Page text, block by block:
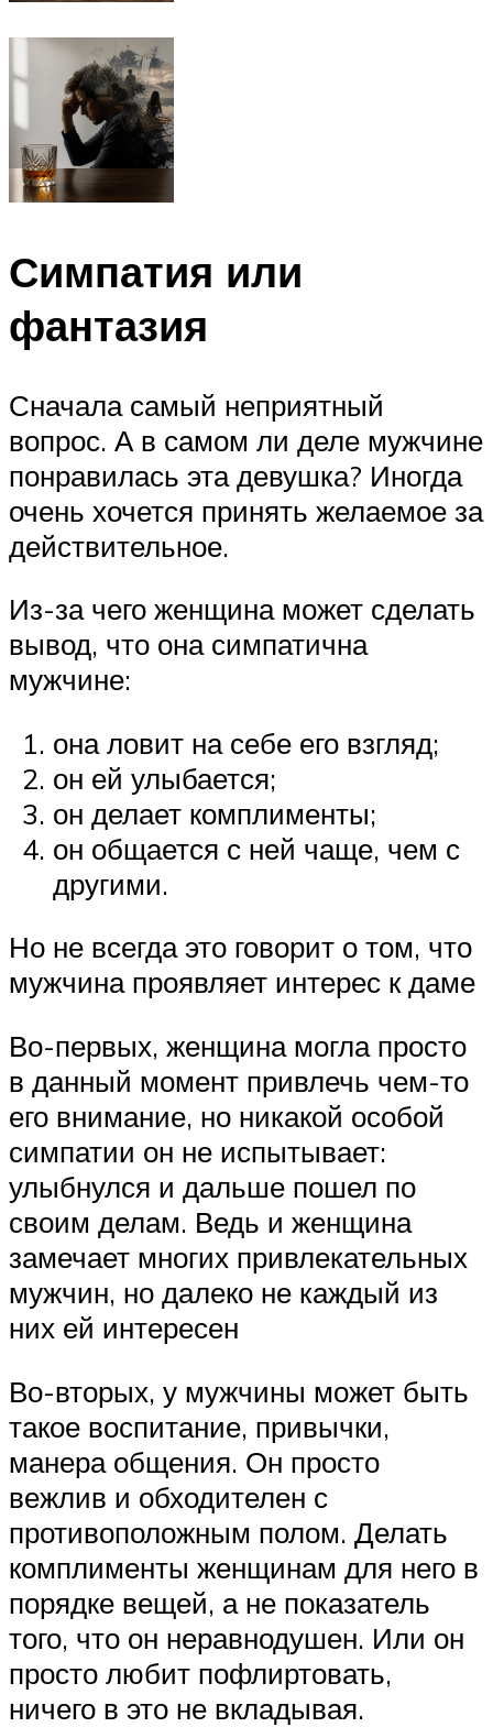
Симпатия или
фантазия
Сначала самый неприятный
вопрос. А в самом ли деле мужчине
понравилась эта девушка? Иногда
очень хочется принять желаемое за
действительное.
Из-за чего женщина может сделать
вывод, что она симпатична
мужчине:
она ловит на себе его взгляд;
он ей улыбается;
он делает комплименты;
он общается с ней чаще, чем с
другими.
Но не всегда это говорит о том, что
мужчина проявляет интерес к даме
Во-первых, женщина могла просто
в данный момент привлечь чем-то
его внимание, но никакой особой
симпатии он не испытывает:
улыбнулся и дальше пошел по
своим делам. Ведь и женщина
замечает многих привлекательных
мужчин, но далеко не каждый из
них ей интересен
Во-вторых, у мужчины может быть
такое воспитание, привычки,
манера общения. Он просто
вежлив и обходителен с
противоположным полом. Делать
комплименты женщинам для него в
порядке вещей, а не показатель
того, что он неравнодушен. Или он
просто любит пофлиртовать,
ничего в это не вкладывая.